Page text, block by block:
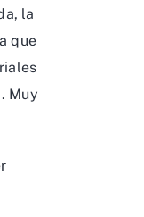
la
que
Muy